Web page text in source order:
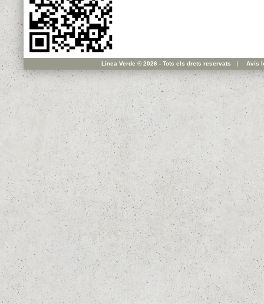
Línea Verde ® 2026 - Tots els drets reservats | Avís